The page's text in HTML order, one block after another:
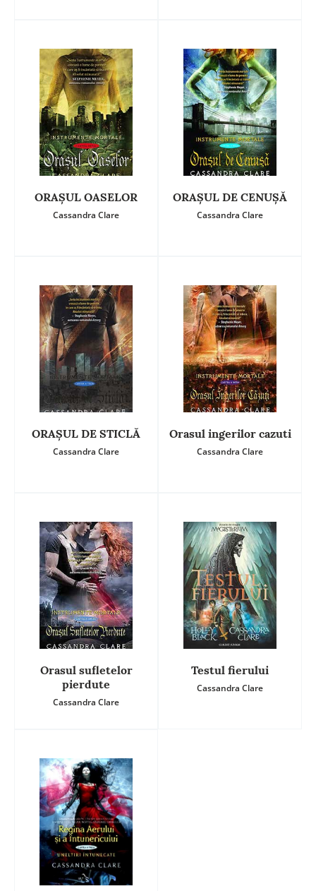
ORAŞUL OASELOR
Cassandra Clare
ORAŞUL DE CENUŞĂ
Cassandra Clare
ORAŞUL DE STICLĂ
Cassandra Clare
Orasul ingerilor cazuti
Cassandra Clare
Orasul sufletelor
pierdute
Cassandra Clare
Testul fierului
Cassandra Clare